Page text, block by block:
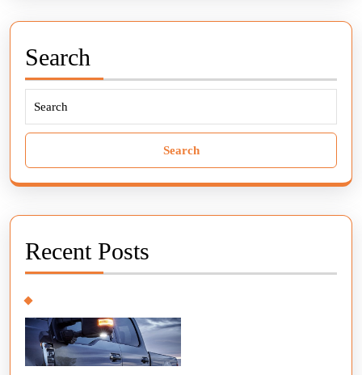
Search
Search
Recent Posts